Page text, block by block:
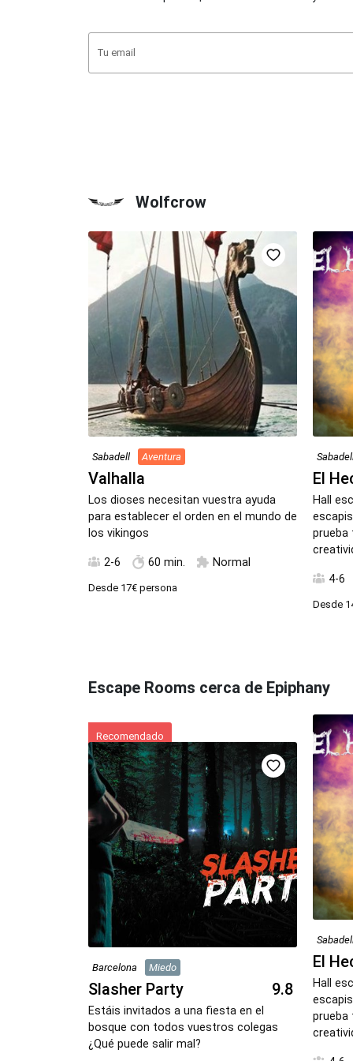
Wolfcrow
Sabadell Aventura
Valhalla
Los dioses necesitan vuestra ayuda
para establecer el orden en el mundo de
los vikingos
2-6 60 min. Normal
Desde 17€ persona
El
Hall
prueba
4-6
Desde
Escape Rooms cerca de Epiphany
Barcelona Miedo
Slasher Party 9.8
Estáis invitados a una fiesta en el
bosque con todos vuestros colegas
¿Qué puede salir mal?
El
Hall
prueba